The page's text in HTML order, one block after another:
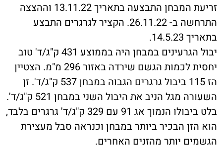
זריעת המבחן התבצעה בתאריך 13.11.22 וההצצה
התרחשה ב- 26.11.22. הקציר לגרגרים התבצע
יבול הגרעינים במבחן היה בממוצע 431 ק"ג/ד' טוב
יחסית לכמות הגשם שירדה באזור 296 מ"מ. הצטיין
הז 115 ביבול גרגרים הגבוה במבחן 537 ק"ג/ד'. זן
השעורה מגל הניב את היבול השני במבחן 521 ק"ג/ד'.
בלט ביבולו הנמוך אג 91 עם 329 ק"ג/ד' גרגרים בלבד,
הבכיר ביותר במבחן וכנראה סבל מעצירת
יותר מהזנים האחרים.